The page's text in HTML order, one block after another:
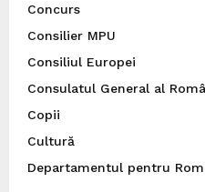
Concurs
Consilier MPU
Consiliul Europei
Consulatul General al
Copii
Cultură
Departamentul pentru